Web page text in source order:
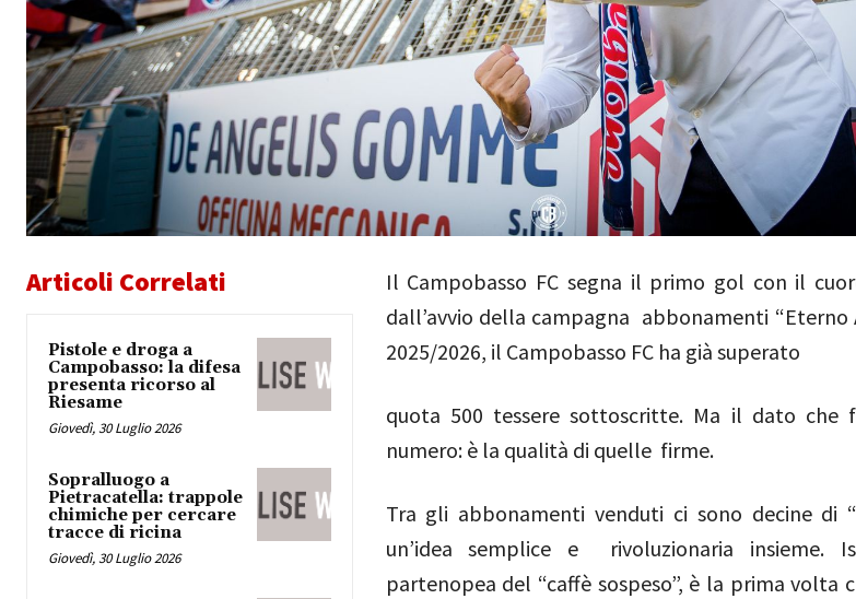
Articoli Correlati
Pistole e droga a
Campobasso: la difesa
presenta ricorso al
Riesame
Giovedì, 30 Luglio 2026
Sopralluogo a
Pietracatella: trappole
chimiche per cercare
tracce di ricina
Giovedì, 30 Luglio 2026
Il Campobasso FC segna il primo gol con il
dall’avvio della campagna abbonamenti
2025/2026, il Campobasso FC ha già superato
quota 500 tessere sottoscritte. Ma il dato
numero: è la qualità di quelle firme.
Tra gli abbonamenti venduti ci sono decine di
un’idea semplice e rivoluzionaria insieme.
partenopea del “caffè sospeso”, è la prima volta